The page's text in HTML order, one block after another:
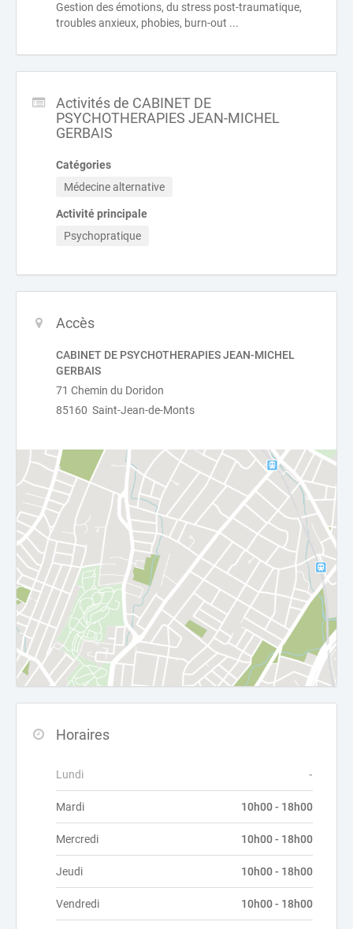
Gestion des émotions, du stress post-traumatique,
troubles anxieux, phobies, burn-out ...
Activités de CABINET DE
PSYCHOTHERAPIES JEAN-MICHEL
GERBAIS
Catégories
Médecine alternative
Activité principale
Psychopratique
Accès
CABINET DE PSYCHOTHERAPIES JEAN-MICHEL
GERBAIS
71 Chemin du Doridon
85160 Saint-Jean-de-Monts
Horaires
Lundi -
Mardi 10h00 - 18h00
Mercredi 10h00 - 18h00
Jeudi 10h00 - 18h00
Vendredi 10h00 - 18h00